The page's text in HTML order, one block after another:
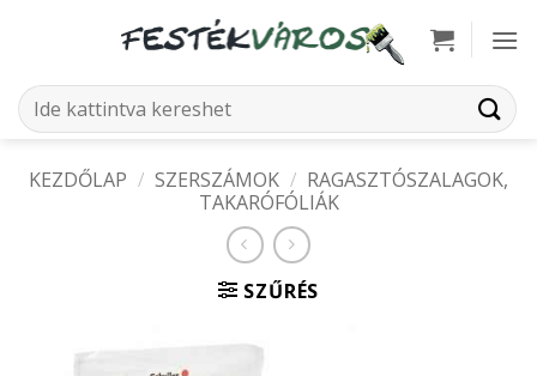
Keresés
a
KEZDŐLAP / SZERSZÁMOK / RAGASZTÓSZALAGOK,
TAKARÓFÓLIÁK
SZŰRÉS